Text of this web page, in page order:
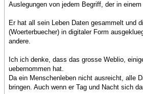
Auslegungen von jedem Begriff, der in
Er hat all sein Leben Daten gesammelt und
(Woerterbuecher) in digitaler Form
andere.
Ich ich denke, dass das grosse Weblio,
uebernommen hat.
Da ein Menschenleben nicht ausreicht, alle
bringen. Auch wenn er Tag und Nacht sich